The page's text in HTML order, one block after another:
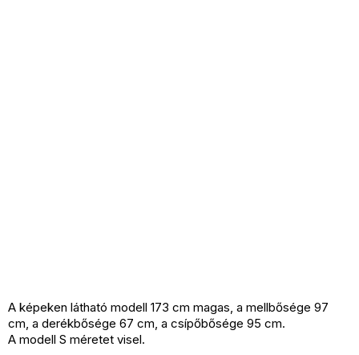
A képeken látható modell 173 cm magas, a mellbősége 97
cm, a derékbősége 67 cm, a csípőbősége 95 cm.
A modell S méretet visel.